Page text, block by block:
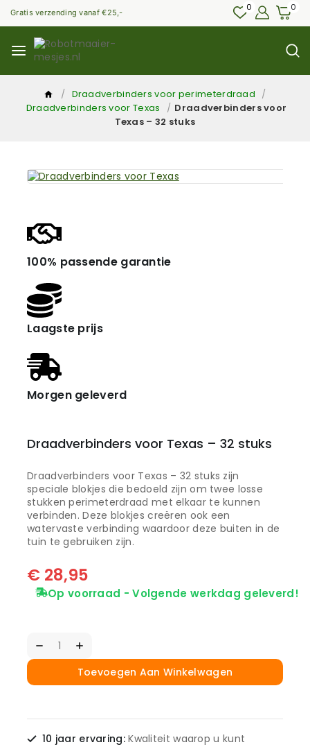
Gratis verzending vanaf €25,- 0 0
/ Draadverbinders voor perimeterdraad /
Draadverbinders voor Texas
/ Draadverbinders voor
Texas – 32 stuks
100% passende garantie
Laagste prijs
Morgen geleverd
Draadverbinders voor Texas – 32 stuks
Draadverbinders voor Texas – 32 stuks zijn
speciale blokjes die bedoeld zijn om twee losse
stukken perimeterdraad met elkaar te kunnen
verbinden. Deze blokjes creëren ook een
watervaste verbinding waardoor deze buiten in de
tuin te gebruiken zijn.
€ 28,95
Op voorraad - Volgende werkdag geleverd!
Toevoegen Aan Winkelwagen
10 jaar ervaring:Kwaliteit waarop u kunt